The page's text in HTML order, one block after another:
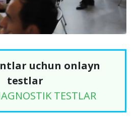
uchun onlayn
testlar
TESTLAR